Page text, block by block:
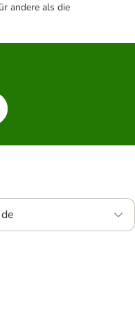
andere als die